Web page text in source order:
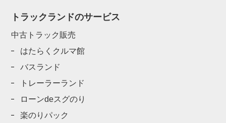
トラックランドのサービス
中古トラック販売
はたらくクルマ館
バスランド
トレーラーランド
ローンdeスグのり
楽のりパック